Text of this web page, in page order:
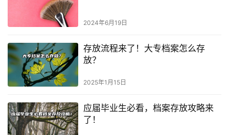
2024年6月19日
存放流程来了！大专档案怎么存
放？
2025年1月15日
应届毕业生必看，档案存放攻略来
了！